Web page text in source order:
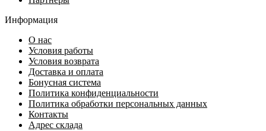
Информация
О нас
Условия работы
Условия возврата
Доставка и оплата
Бонусная система
Политика конфиденциальности
Политика обработки персональных данных
Контакты
Адрес склада